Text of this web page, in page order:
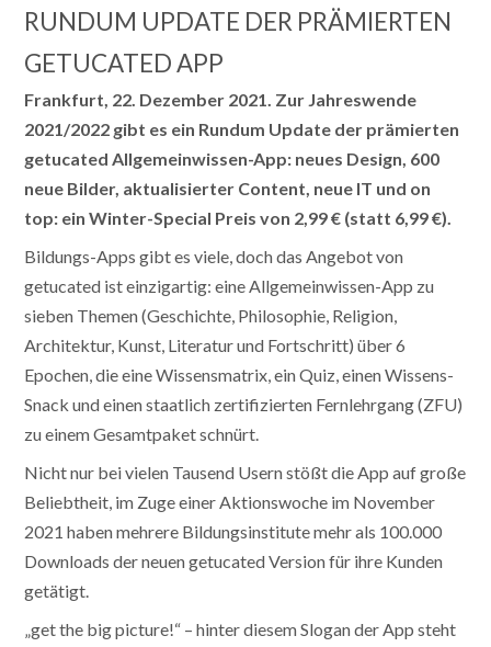
RUNDUM UPDATE DER PRÄMIERTEN
GETUCATED APP
Frankfurt, 22. Dezember 2021. Zur Jahreswende
2021/2022 gibt es ein Rundum Update der prämierten
getucated Allgemeinwissen-App: neues Design, 600
neue Bilder, aktualisierter Content, neue IT und on
top: ein Winter-Special Preis von 2,99 € (statt 6,99 €).
Bildungs-Apps gibt es viele, doch das Angebot von
getucated ist einzigartig: eine Allgemeinwissen-App zu
sieben Themen (Geschichte, Philosophie, Religion,
Architektur, Kunst, Literatur und Fortschritt) über 6
Epochen, die eine Wissensmatrix, ein Quiz, einen Wissens-
Snack und einen staatlich zertifizierten Fernlehrgang (ZFU)
zu einem Gesamtpaket schnürt.
Nicht nur bei vielen Tausend Usern stößt die App auf große
Beliebtheit, im Zuge einer Aktionswoche im November
2021 haben mehrere Bildungsinstitute mehr als 100.000
Downloads der neuen getucated Version für ihre Kunden
getätigt.
„get the big picture!“ – hinter diesem Slogan der App steht